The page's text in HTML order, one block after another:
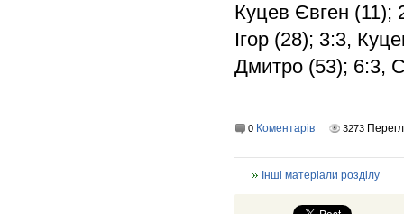
Куцев Євген (11);
Ігор (28); 3:3,
Дмитро (53); 6:3,
0 Коментарів 3273
Інші матеріали розділу